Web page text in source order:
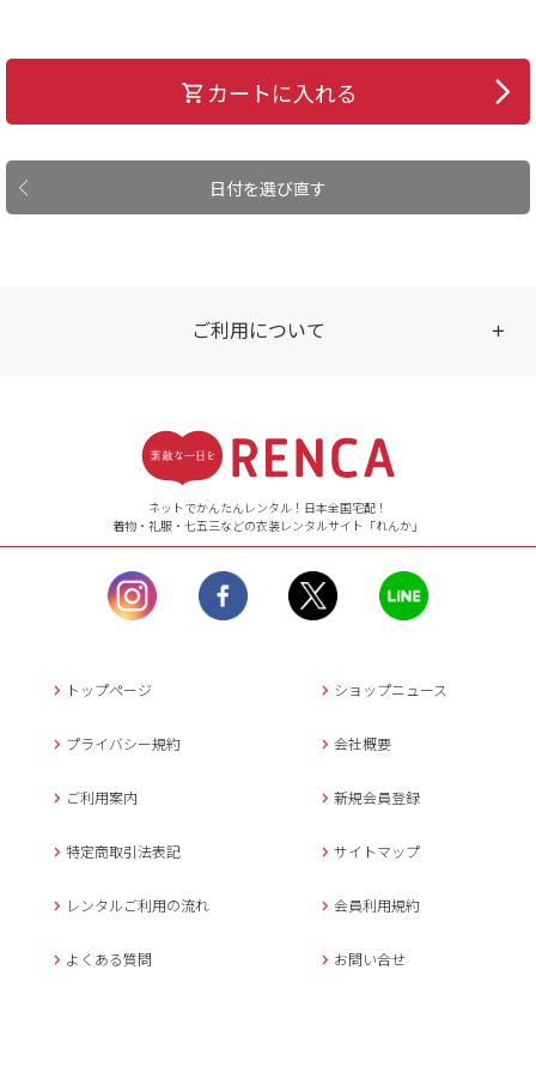
日付を選び直す
カートに入れる
ご利用について
【ご注文（インターネット）】
24時間年中無休
【お問い合わせ窓口（メー
ル）】10:00~17:00
土曜日、日曜日、臨
時休業日を除く。
営業時間外にいただ
返信させていただきま
年末年始、大型連休
メールでのお問い合わせ
ネットでかんたんレンタル！日本全国宅配！
着物・礼服・七五三などの衣装レンタルサイト「れんか」
トップページ ショップニュース
プライバシー規約 会社概要
ご利用案内 新規会員登録
特定商取引法表記 サイトマップ
レンタルご利用の流れ 会員利用規約
よくある質問 お問い合せ